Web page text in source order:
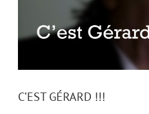
C’EST GÉRARD !!!